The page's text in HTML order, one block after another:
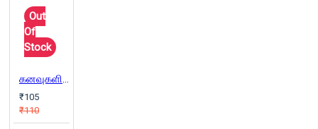
Out
Of
Stock
கனவுகளின் விளக்கம்
₹105
₹110